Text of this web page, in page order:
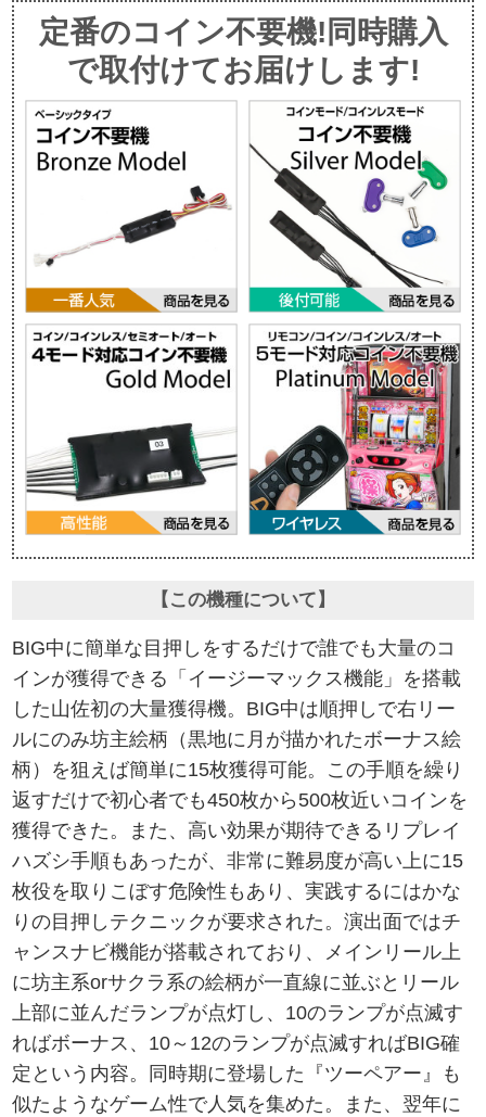
定番のコイン不要機!同時購入
で取付けてお届けします!
【この機種について】
BIG中に簡単な目押しをするだけで誰でも大量のコ
インが獲得できる「イージーマックス機能」を搭載
した山佐初の大量獲得機。BIG中は順押しで右リー
ルにのみ坊主絵柄（黒地に月が描かれたボーナス絵
柄）を狙えば簡単に15枚獲得可能。この手順を繰り
返すだけで初心者でも450枚から500枚近いコインを
獲得できた。また、高い効果が期待できるリプレイ
ハズシ手順もあったが、非常に難易度が高い上に15
枚役を取りこぼす危険性もあり、実践するにはかな
りの目押しテクニックが要求された。演出面ではチ
ャンスナビ機能が搭載されており、メインリール上
に坊主系orサクラ系の絵柄が一直線に並ぶとリール
上部に並んだランプが点灯し、10のランプが点滅す
ればボーナス、10～12のランプが点滅すればBIG確
定という内容。同時期に登場した『ツーペアー』も
似たようなゲーム性で人気を集めた。また、翌年に